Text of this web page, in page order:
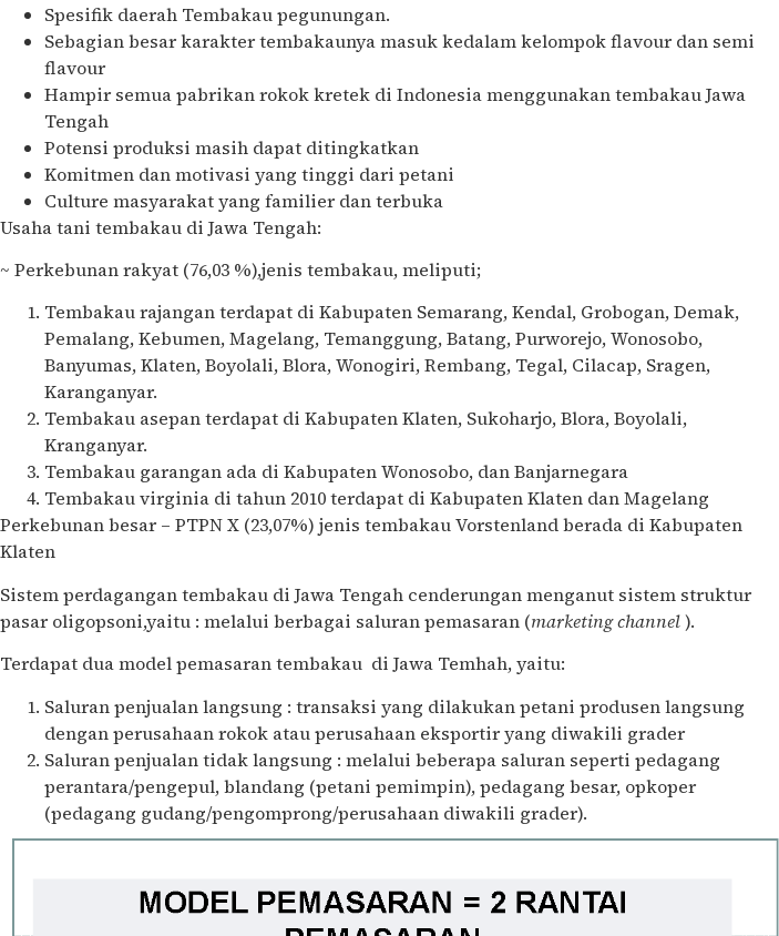
Spesifik daerah Tembakau pegunungan.
Sebagian besar karakter tembakaunya masuk kedalam kelompok flavour dan semi
flavour
Hampir semua pabrikan rokok kretek di Indonesia menggunakan tembakau Jawa
Tengah
Potensi produksi masih dapat ditingkatkan
Komitmen dan motivasi yang tinggi dari petani
Culture masyarakat yang familier dan terbuka
Usaha tani tembakau di Jawa Tengah:
~ Perkebunan rakyat (76,03 %),jenis tembakau, meliputi;
Tembakau rajangan terdapat di Kabupaten Semarang, Kendal, Grobogan, Demak,
Pemalang, Kebumen, Magelang, Temanggung, Batang, Purworejo, Wonosobo,
Banyumas, Klaten, Boyolali, Blora, Wonogiri, Rembang, Tegal, Cilacap, Sragen,
Karanganyar.
Tembakau asepan terdapat di Kabupaten Klaten, Sukoharjo, Blora, Boyolali,
Kranganyar.
Tembakau garangan ada di Kabupaten Wonosobo, dan Banjarnegara
Tembakau virginia di tahun 2010 terdapat di Kabupaten Klaten dan Magelang
Perkebunan besar – PTPN X (23,07%) jenis tembakau Vorstenland berada di Kabupaten
Klaten
Sistem perdagangan tembakau di Jawa Tengah cenderungan menganut sistem struktur
pasar oligopsoni,yaitu : melalui berbagai saluran pemasaran (marketing channel).
Terdapat dua model pemasaran tembakau di Jawa Temhah, yaitu:
Saluran penjualan langsung : transaksi yang dilakukan petani produsen langsung
dengan perusahaan rokok atau perusahaan eksportir yang diwakili grader
Saluran penjualan tidak langsung : melalui beberapa saluran seperti pedagang
perantara/pengepul, blandang (petani pemimpin), pedagang besar, opkoper
(pedagang gudang/pengomprong/perusahaan diwakili grader).